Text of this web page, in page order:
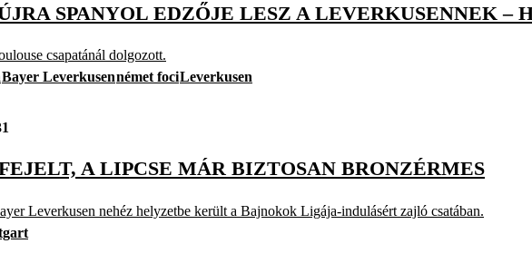
SPANYOL EDZŐJE LESZ A LEVERKUSENNEK –
csapatánál dolgozott.
Bayer Leverkusennémet fociLeverkusen
A LIPCSE MÁR BIZTOSAN BRONZÉRMES
Leverkusen nehéz helyzetbe került a Bajnokok Ligája-indulásért zajló csatában.